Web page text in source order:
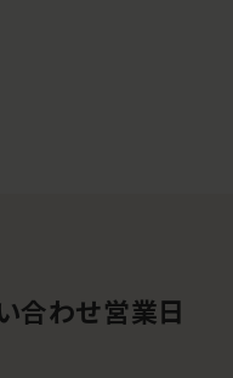
合わせ営業日